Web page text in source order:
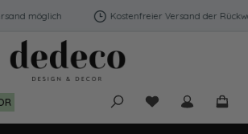
möglich Kostenfreier Versand der
Du hast 0